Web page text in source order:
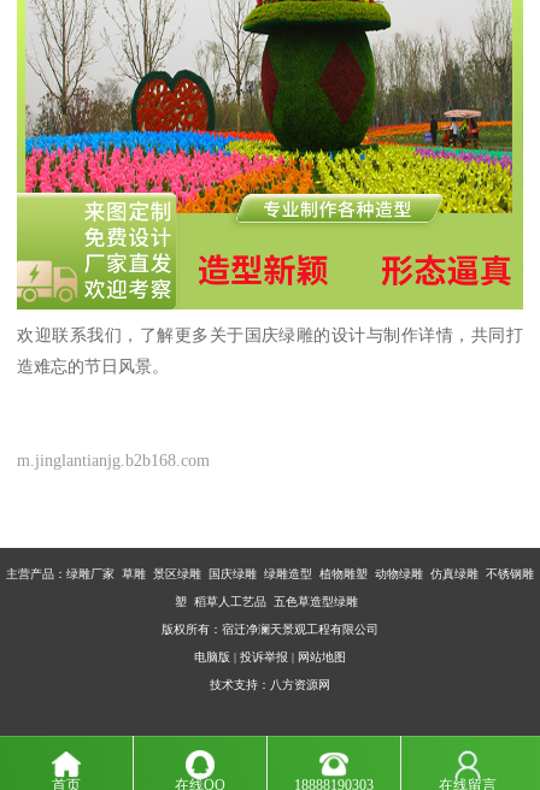
欢迎联系我们，了解更多关于国庆绿雕的设计与制作详情，共同打
造难忘的节日风景。
m.jinglantianjg.b2b168.com
主营产品： 绿雕厂家 草雕 景区绿雕 国庆绿雕 绿雕造型 植物雕塑 动物绿雕 仿真绿雕 不锈钢雕
塑 稻草人工艺品 五色草造型绿雕
版权所有：宿迁净澜天景观工程有限公司
电脑版 | 投诉举报 | 网站地图
技术支持： 八方资源网
首页 在线QQ 18888190303 在线留言